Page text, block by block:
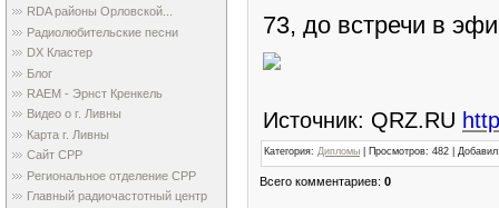
RDA районы Орловской...
Радиолюбительские песни
DX Кластер
Блог
RAEM - Эрнст Кренкель
Видео о г. Ливны
Карта г. Ливны
Сайт СРР
Региональное отделение СРР
Главный радиочастотный центр
73, до встречи в
Источник: QRZ.RU
Категория: Дипломы Просмотров: 482 | Добавил
Всего комментариев: 0